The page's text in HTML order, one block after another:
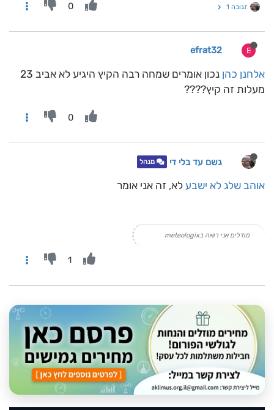
תגובה 1 0
E
efrat32
אלחנן כהן
נכון אומרים שמחה רבה הקיץ היגיע לא אביב 23
מעלות זה קיץ????
0
גשם עד בלי די מנהל
אוהב שלג לא ישבע לא, זה אני אומר
מודלים אני רואה בmeteologix
1